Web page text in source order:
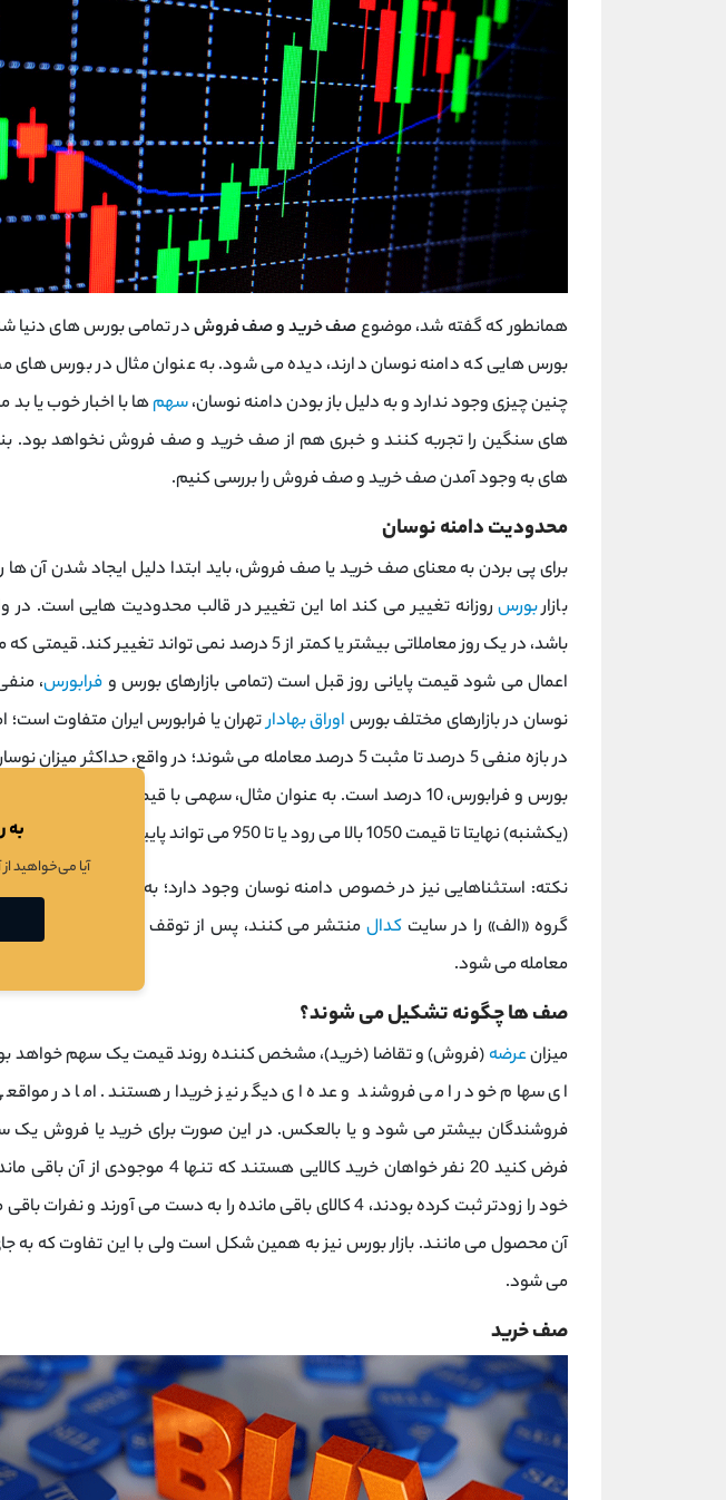
همانطور که گفته شد، موضوعصف خرید و صف فروشدر تمامی بورس های دنیا
بورس هایی که دامنه نوسان دارند، دیده می شود. به عنوان مثال در بورس های
چنین چیزی وجود ندارد و به دلیل باز بودن دامنه نوسان،سهمها با اخبار خوب یا
های سنگین را تجربه کنند و خبری هم از صف خرید و صف فروش نخواهد بود.
های به وجود آمدن صف خرید و صف فروش را بررسی کنیم.
محدودیت دامنه نوسان
برای پی بردن به معنای صف خرید یا صف فروش، باید ابتدا دلیل ایجاد شدن آن ها
بازاربورسروزانه تغییر می کند اما این تغییر در قالب محدودیت هایی است.
اعمال می شود قیمت پایانی روز قبل است (تمامی بازارهای بورس و فرابورس
نوسان در بازارهای مختلف بورس اوراق بهادارتهران یا فرابورس ایران متفاوت است؛
در بازه منفی 5 درصد تا مثبت 5 درصد معامله می شوند؛ در واقع، حداکثر
بورس و فرابورس، 10 درصد
(یکشنبه) نهایتا تا قیمت 1050 بالا می رود یا تا 950 می تواند پایین بیاید.
نکته: استثناهایی نیز در خصوص دامنه نوسان وجود دارد؛ به عنوان مثال، شرکت
گروه «الف» را در سایت کدالمنتشر می کنند، پس از توقف و اطلاع رسانی، سهام
معامله می شود.
صف ها چگونه تشکیل می شوند؟
میزانعرضه (فروش) و تقاضا (خرید)، مشخص کننده روند قیمت یک سهم خواهد
ای سهام خود را می فروشند و عده ای دیگر نیز خریدار هستند. اما در
فروشندگان بیشتر می شود و یا بالعکس. در این صورت برای خرید یا فروش یک
فرض کنید 20 نفر خواهان خرید کالایی هستند
خود را زودتر ثبت کرده بودند، 4 کالای باقی مانده را به دست می آورند و
آن محصول می مانند. بازار بورس نیز به همین شکل است ولی با این تفاوت که به
می شود.
صف خرید
به
آیا می‌خواهید